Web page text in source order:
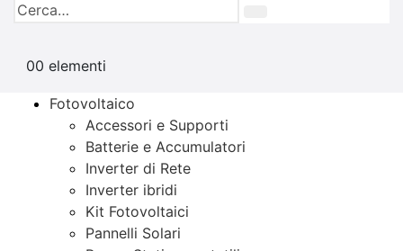
00 elementi
Fotovoltaico
Accessori e Supporti
Batterie e Accumulatori
Inverter di Rete
Inverter ibridi
Kit Fotovoltaici
Pannelli Solari